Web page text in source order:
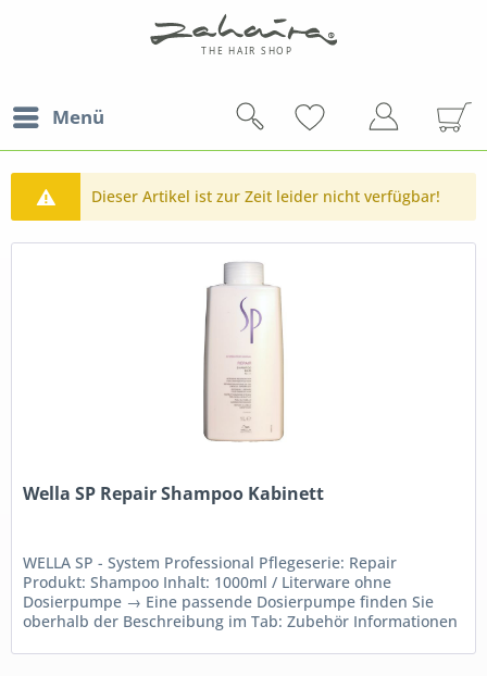
Menü
Dieser Artikel ist zur Zeit leider nicht verfügbar!
Wella SP Repair Shampoo Kabinett
WELLA SP - System Professional Pflegeserie: Repair
Produkt: Shampoo Inhalt: 1000ml / Literware ohne
Dosierpumpe → Eine passende Dosierpumpe finden Sie
oberhalb der Beschreibung im Tab: Zubehör Informationen